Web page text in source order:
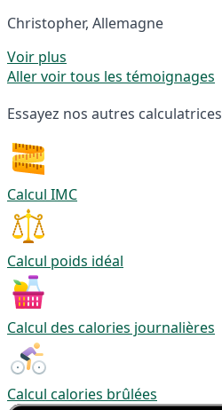
Christopher, Allemagne
Voir plus
Aller voir tous les témoignages
Essayez nos autres calculatrices
Calcul IMC
Calcul poids idéal
Calcul des calories journalières
Calcul calories brûlées